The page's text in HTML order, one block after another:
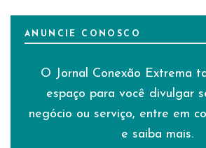
ANUNCIE CONOSCO
O Jornal Conexão Extrema
espaço para você divulgar
negócio ou serviço, entre em
e saiba mais.